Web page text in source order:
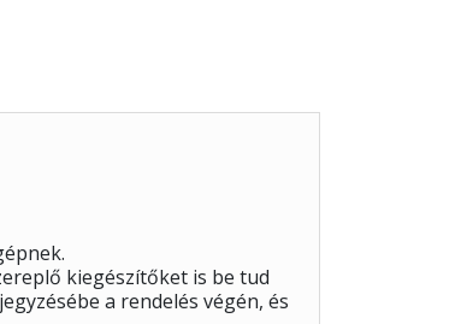
kiegészítőket is be tud
a rendelés végén, és